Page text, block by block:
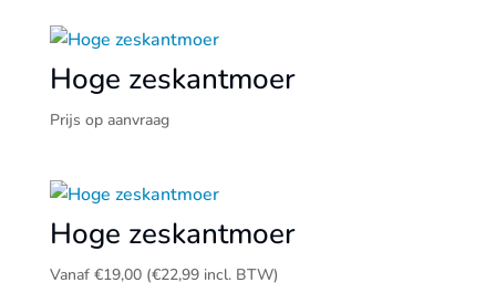
Hoge zeskantmoer
Prijs op aanvraag
Hoge zeskantmoer
Vanaf €19,00 (€22,99incl. BTW)